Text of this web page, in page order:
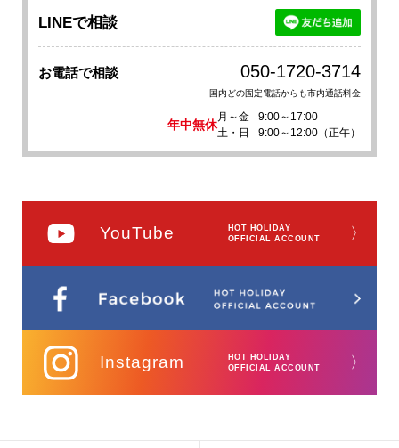
LINEで相談
お電話で相談 050-1720-3714
国内どの固定電話からも市内通話料金
年中無休
月～金
9:00～17:00
土・日
9:00～12:00（正午）
YouTube
HOT HOLIDAY
OFFICIAL ACCOUNT
〉
Instagram
HOT HOLIDAY
OFFICIAL ACCOUNT
〉